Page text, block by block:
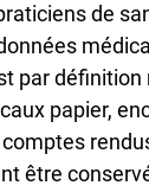
de
par
papier,
être